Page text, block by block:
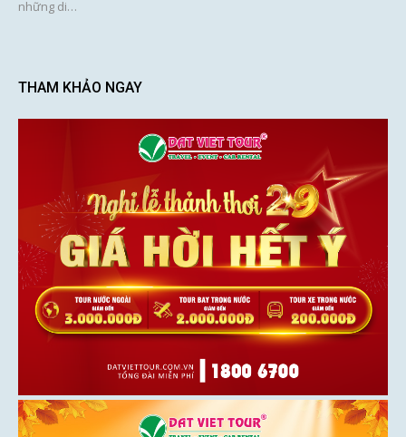
những di…
THAM KHẢO NGAY